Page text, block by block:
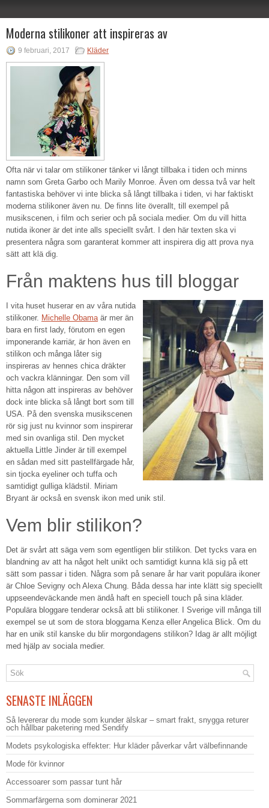
Moderna stilikoner att inspireras av
9 februari, 2017 Kläder
Ofta när vi talar om stilikoner tänker vi långt tillbaka i tiden och minns
namn som Greta Garbo och Marily Monroe. Även om dessa två var helt
fantastiska behöver vi inte blicka så långt tillbaka i tiden, vi har faktiskt
moderna stilikoner även nu. De finns lite överallt, till exempel på
musikscenen, i film och serier och på sociala medier. Om du vill hitta
nutida ikoner är det inte alls speciellt svårt. I den här texten ska vi
presentera några som garanterat kommer att inspirera dig att prova nya
sätt att klä dig.
Från maktens hus till bloggar
I vita huset huserar en av våra nutida
stilikoner. Michelle Obamaär mer än
bara en first lady, förutom en egen
imponerande karriär, är hon även en
stilikon och många låter sig
inspireras av hennes chica dräkter
och vackra klänningar. Den som vill
hitta någon att inspireras av behöver
dock inte blicka så långt bort som till
USA. På den svenska musikscenen
rör sig just nu kvinnor som inspirerar
med sin ovanliga stil. Den mycket
aktuella Little Jinder är till exempel
en sådan med sitt pastellfärgade hår,
sin tjocka eyeliner och tuffa och
samtidigt gulliga klädstil. Miriam
Bryant är också en svensk ikon med unik stil.
Vem blir stilikon?
Det är svårt att säga vem som egentligen blir stilikon. Det tycks vara en
blandning av att ha något helt unikt och samtidigt kunna klä sig på ett
sätt som passar i tiden. Några som på senare år har varit populära ikoner
är Chloe Sevigny och Alexa Chung. Båda dessa har inte klätt sig speciellt
uppseendeväckande men ändå haft en speciell touch på sina kläder.
Populära bloggare tenderar också att bli stilikoner. I Sverige vill många till
exempel se ut som de stora bloggarna Kenza eller Angelica Blick. Om du
har en unik stil kanske du blir morgondagens stilikon? Idag är allt möjligt
med hjälp av sociala medier.
SENASTE INLÄGGEN
Så levererar du mode som kunder älskar – smart frakt, snygga returer
och hållbar paketering med Sendify
Modets psykologiska effekter: Hur kläder påverkar vårt välbefinnande
Mode för kvinnor
Accessoarer som passar tunt hår
Sommarfärgerna som dominerar 2021